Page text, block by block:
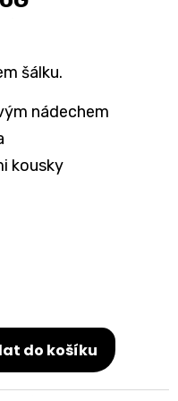
šálku.
nádechem
kousky
do košíku